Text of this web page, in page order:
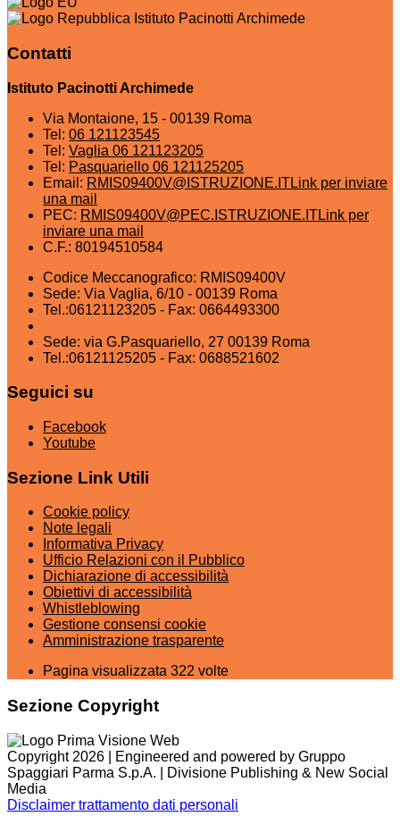
Istituto Pacinotti Archimede
Contatti
Istituto Pacinotti Archimede
Via Montaione, 15 - 00139 Roma
Tel: 06 121123545
Tel: Vaglia 06 121123205
Tel: Pasquariello 06 121125205
Email: RMIS09400V@ISTRUZIONE.ITLink per inviare
una mail
PEC: RMIS09400V@PEC.ISTRUZIONE.ITLink per
inviare una mail
C.F.: 80194510584
Codice Meccanografico: RMIS09400V
Sede: Via Vaglia, 6/10 - 00139 Roma
Tel.:06121123205 - Fax: 0664493300
Sede: via G.Pasquariello, 27 00139 Roma
Tel.:06121125205 - Fax: 0688521602
Seguici su
Facebook
Youtube
Sezione Link Utili
Cookie policy
Note legali
Informativa Privacy
Ufficio Relazioni con il Pubblico
Dichiarazione di accessibilità
Obiettivi di accessibilità
Whistleblowing
Gestione consensi cookie
Amministrazione trasparente
Pagina visualizzata 322 volte
Sezione Copyright
Copyright 2026 | Engineered and powered by Gruppo
Spaggiari Parma S.p.A. | Divisione Publishing & New Social
Media
Disclaimer trattamento dati personali